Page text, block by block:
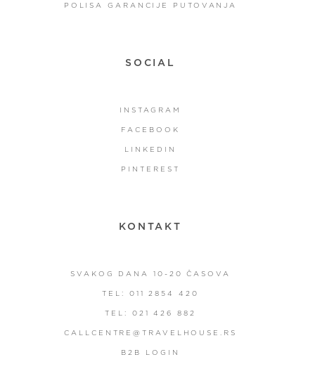
POLISA GARANCIJE PUTOVANJA
SOCIAL
INSTAGRAM
FACEBOOK
LINKEDIN
PINTEREST
KONTAKT
SVAKOG DANA 10-20 ČASOVA
TEL: 011 2854 420
TEL: 021 426 882
CALLCENTRE@TRAVELHOUSE.RS
B2B LOGIN